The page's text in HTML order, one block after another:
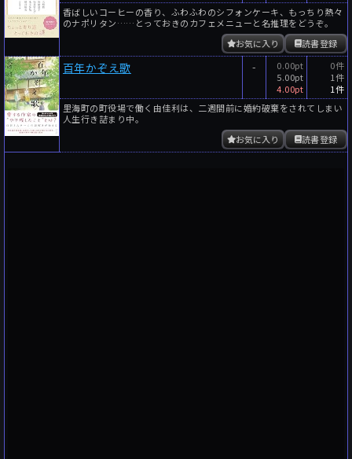
香ばしいコーヒーの香り、ふわふわのシフォンケーキ、もっちり熱々
のナポリタン……とっておきのカフェメニューと名推理をどうぞ。
読書登録
お気に入り
百年かぞえ歌 -
0.00pt
5.00pt
4.00pt
0件
1件
1件
里海町の町役場で働く由佳利は、二週間前に婚約破棄をされてしまい
人生行き詰まり中。
読書登録
お気に入り